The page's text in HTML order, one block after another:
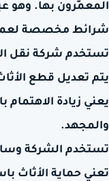
المعمَّرون بها. وهو
شرائط مخصصة
تستخدم شركة نقل
يتم تعديل قطع
يعني زيادة الاهتمام
والمجهد.
تستخدم الشركة
تعني حماية الأثاث